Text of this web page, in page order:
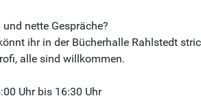
nette Gespräche?
ihr in der Bücherhalle Rahlstedt
alle sind willkommen.
Uhr bis 16:30 Uhr